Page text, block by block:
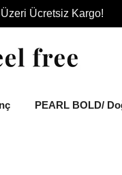
Ücretsiz Kargo!
PEARL BOLD/